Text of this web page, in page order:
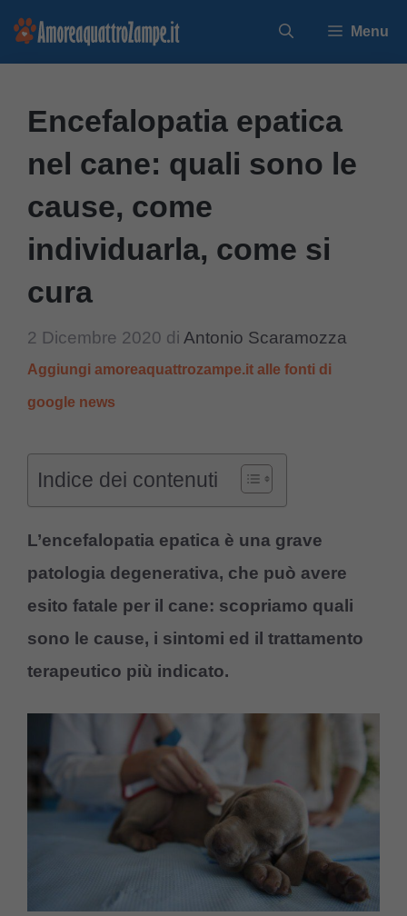
Vai
Menu
Encefalopatia epatica
nel cane: quali sono le
cause, come
individuarla, come si
cura
2 Dicembre 2020 di Antonio Scaramozza
Aggiungi amoreaquattrozampe.it alle fonti di
google news
Indice dei contenuti
L’encefalopatia epatica è una grave
patologia degenerativa, che può avere
esito fatale per il cane: scopriamo quali
sono le cause, i sintomi ed il trattamento
terapeutico più indicato.